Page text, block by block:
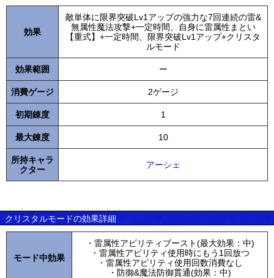
効果
敵単体に限界突破Lv1アップの強力な7回連続の雷&
無属性魔法攻撃+一定時間、自身に雷属性まとい
【重式】+一定時間、限界突破Lv1アップ+クリスタ
ルモード
効果範囲 ー
消費ゲージ 2ゲージ
初期錬度 1
最大錬度 10
所持キャラ
クター
アーシェ
クリスタルモードの効果詳細
モード中効果
・雷属性アビリティブースト(最大効果：中)
・雷属性アビリティ使用時にもう1回放つ
・雷属性アビリティ使用回数消費なし
・防御&魔法防御貫通(効果：中)